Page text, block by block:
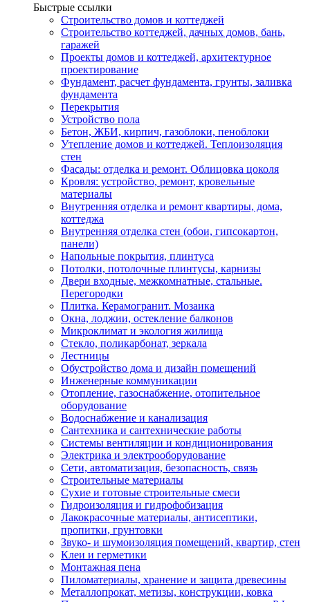
Быстрые ссылки
Строительство домов и коттеджей
Строительство коттеджей, дачных домов, бань,
гаражей
Проекты домов и коттеджей, архитектурное
проектирование
Фундамент, расчет фундамента, грунты, заливка
фундамента
Перекрытия
Устройство пола
Бетон, ЖБИ, кирпич, газоблоки, пеноблоки
Утепление домов и коттеджей. Теплоизоляция
стен
Фасады: отделка и ремонт. Облицовка цоколя
Кровля: устройство, ремонт, кровельные
материалы
Внутренняя отделка и ремонт квартиры, дома,
коттеджа
Внутренняя отделка стен (обои, гипсокартон,
панели)
Напольные покрытия, плинтуса
Потолки, потолочные плинтусы, карнизы
Двери входные, межкомнатные, стальные.
Перегородки
Плитка. Керамогранит. Мозаика
Окна, лоджии, остекление балконов
Микроклимат и экология жилища
Стекло, поликарбонат, зеркала
Лестницы
Обустройство дома и дизайн помещений
Инженерные коммуникации
Отопление, газоснабжение, отопительное
оборудование
Водоснабжение и канализация
Сантехника и сантехнические работы
Системы вентиляции и кондиционирования
Электрика и электрооборудование
Сети, автоматизация, безопасность, связь
Строительные материалы
Сухие и готовые строительные смеси
Гидроизоляция и гидрофобизация
Лакокрасочные материалы, антисептики,
пропитки, грунтовки
Звуко- и шумоизоляция помещений, квартир, стен
Клеи и герметики
Монтажная пена
Пиломатериалы, хранение и защита древесины
Металлопрокат, метизы, конструкции, ковка